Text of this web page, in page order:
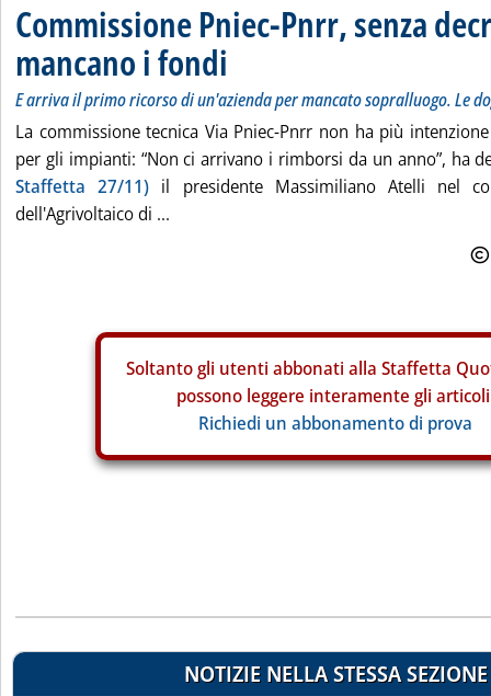
Commissione Pniec-Pnrr, senza
mancano i fondi
E arriva il primo ricorso di un'azienda per mancato sopralluogo. Le
La commissione tecnica Via Pniec-Pnrr non ha più
per gli impianti: “Non ci arrivano i rimborsi da un anno”, ha
Staffetta 27/11) il presidente Massimiliano Atelli nel
dell'Agrivoltaico di ...
Soltanto gli utenti abbonati alla Staffetta
possono leggere interamente gli
Richiedi un abbonamento di prova
NOTIZIE NELLA STESSA SEZIONE